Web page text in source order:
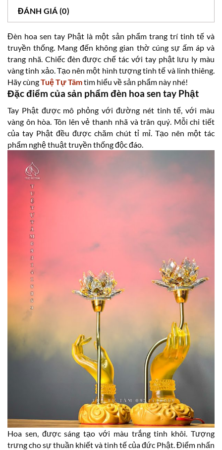
ĐÁNH GIÁ (0)
Đèn hoa sen tay Phật là một sản phẩm trang trí tinh tế và
truyền thống. Mang đến không gian thờ cúng sự ấm áp và
trang nhã. Chiếc đèn được chế tác với tay phật lưu ly màu
vàng tinh xảo. Tạo nên một hình tượng tinh tế và linh thiêng.
Hãy cùngTuệ Tự Tâmtìm hiểu về sản phẩm này nhé!
Đặc điểm của sản phẩm đèn hoa sen tay Phật
Tay Phật được mô phỏng với đường nét tinh tế, với màu
vàng ôn hòa. Tôn lên vẻ thanh nhã và trân quý. Mỗi chi tiết
của tay Phật đều được chăm chút tỉ mỉ. Tạo nên một tác
phẩm nghệ thuật truyền thống độc đáo.
Hoa sen, được sáng tạo với màu trắng tinh khôi. Tượng
trưng cho sự thuần khiết và tinh tế của đức Phật. Điểm nhấn